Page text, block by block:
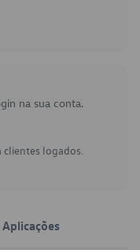
na sua conta.
clientes logados.
Aplicações